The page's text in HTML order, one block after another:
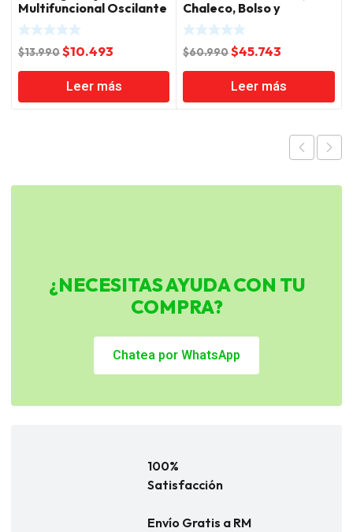
Multifuncional Oscilante
15 Piezas Total
$13.990El
precio
original
era:
$10.493
precio
actual
es:
Leer más
Chaleco, Bolso y
Portaherramientas
Total
$60.990El
precio
original
era:
$45.743
precio
actual
es:
Leer más
¿NECESITAS AYUDA CON TU
COMPRA?
Chatea por WhatsApp
100%
Satisfacción
Envío Gratis a RM